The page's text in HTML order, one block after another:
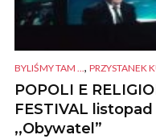
BYLIŚMY TAM ..., PRZYSTANEK
POPOLI E
FESTIVAL
,,Obywatel”